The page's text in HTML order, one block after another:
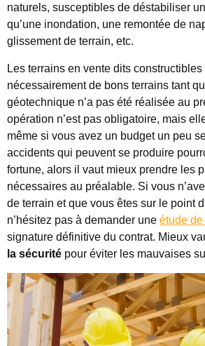
naturels, susceptibles de déstabiliser
qu’une inondation, une remontée de
glissement de terrain, etc.
Les terrains en vente dits
nécessairement de bons terrains tant
géotechnique n’a pas été réalisée au
opération n’est pas obligatoire, mais
même si vous avez un budget un peu
accidents qui peuvent se produire
fortune, alors il vaut mieux prendre les
nécessaires au préalable. Si vous
de terrain et que vous êtes sur le point
n’hésitez pas à demander une étude de
signature définitive du contrat. Mieux
la sécurité pour éviter les mauvaises